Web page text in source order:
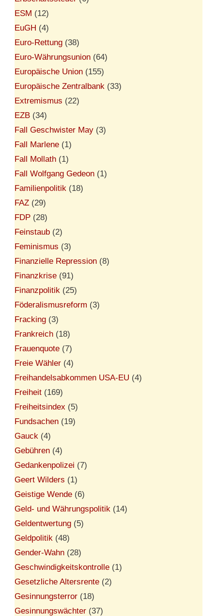
ESM (12)
EuGH (4)
Euro-Rettung (38)
Euro-Währungsunion (64)
Europäische Union (155)
Europäische Zentralbank (33)
Extremismus (22)
EZB (34)
Fall Geschwister May (3)
Fall Marlene (1)
Fall Mollath (1)
Fall Wolfgang Gedeon (1)
Familienpolitik (18)
FAZ (29)
FDP (28)
Feinstaub (2)
Feminismus (3)
Finanzielle Repression (8)
Finanzkrise (91)
Finanzpolitik (25)
Föderalismusreform (3)
Fracking (3)
Frankreich (18)
Frauenquote (7)
Freie Wähler (4)
Freihandelsabkommen USA-EU (4)
Freiheit (169)
Freiheitsindex (5)
Fundsachen (19)
Gauck (4)
Gebühren (4)
Gedankenpolizei (7)
Geert Wilders (1)
Geistige Wende (6)
Geld- und Währungspolitik (14)
Geldentwertung (5)
Geldpolitik (48)
Gender-Wahn (28)
Geschwindigkeitskontrolle (1)
Gesetzliche Altersrente (2)
Gesinnungsterror (18)
Gesinnungswächter (37)